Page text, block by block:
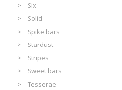
Six
Solid
Spike bars
Stardust
Stripes
Sweet bars
Tesserae